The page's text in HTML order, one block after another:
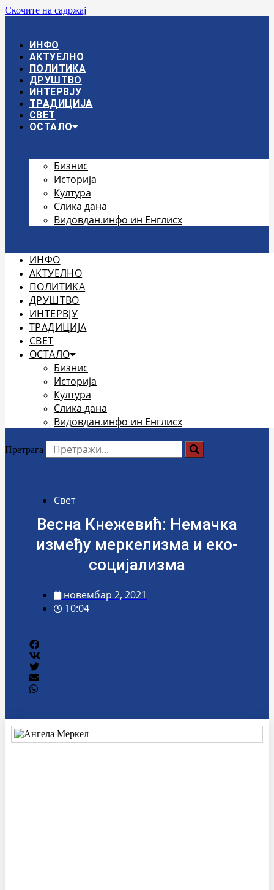
Скочите на садржај
ИНФО
АКТУЕЛНО
ПОЛИТИКА
ДРУШТВО
ИНТЕРВЈУ
ТРАДИЦИЈА
СВЕТ
ОСТАЛО
Бизнис
Историја
Култура
Слика дана
Видовдан.инфо ин Енглисх
ИНФО
АКТУЕЛНО
ПОЛИТИКА
ДРУШТВО
ИНТЕРВЈУ
ТРАДИЦИЈА
СВЕТ
ОСТАЛО
Бизнис
Историја
Култура
Слика дана
Видовдан.инфо ин Енглисх
Претрага
Свет
Весна Кнежевић: Немачка
између меркелизма и еко-
социјализма
новембар 2, 2021
10:04